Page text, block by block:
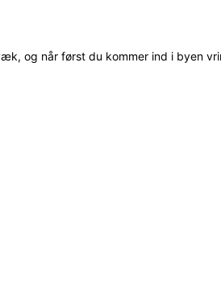
og når først du kommer ind i byen